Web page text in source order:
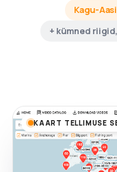
Kagu-
+ kümned
KAART TELLIMUSE